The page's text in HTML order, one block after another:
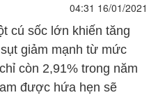
04:31 16/01/2021
cú sốc lớn khiến tăng
giảm mạnh từ mức
còn 2,91% trong năm
được hứa hẹn sẽ